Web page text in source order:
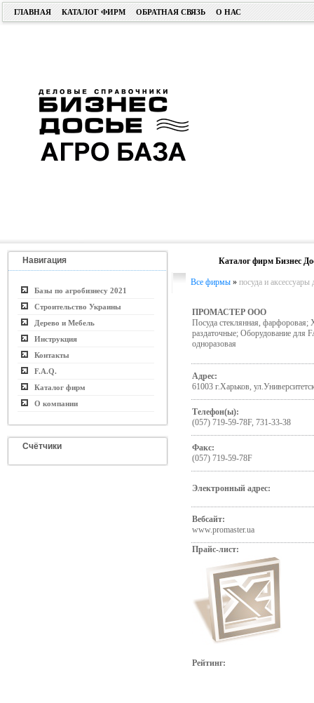
ГЛАВНАЯ КАТАЛОГ ФИРМ ОБРАТНАЯ СВЯЗЬ О НАС
Навигация
Базы по агробизнесу 2021
Строительство Украины
Дерево и Мебель
Инструкция
Контакты
F.A.Q.
Каталог фирм
О компании
Счётчики
Каталог фирм Бизнес
Все фирмы » посуда и
ПРОМАСТЕР ООО
Посуда стеклянная,
раздаточные; Оборудование для
одноразовая
Адрес:
61003 г.Харьков,
Телефон(ы):
(057) 719-59-78F, 731-33-38
Факс:
(057) 719-59-78F
Электронный адрес:
Вебсайт:
www.promaster.ua
Прайс-лист:
Рейтинг: